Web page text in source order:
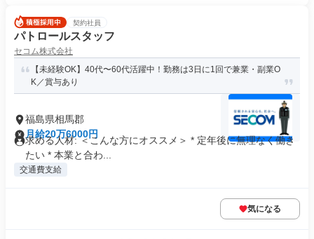
契約社員
パトロールスタッフ
セコム株式会社
【未経験OK】40代〜60代活躍中！勤務は3日に1回で兼業・副業O
K／賞与あり
福島県相馬郡
月給20万6000円
求める人材: ＜こんな方にオススメ＞ * 定年後に無理なく働き
たい * 本業と合わ...
交通費支給
気になる